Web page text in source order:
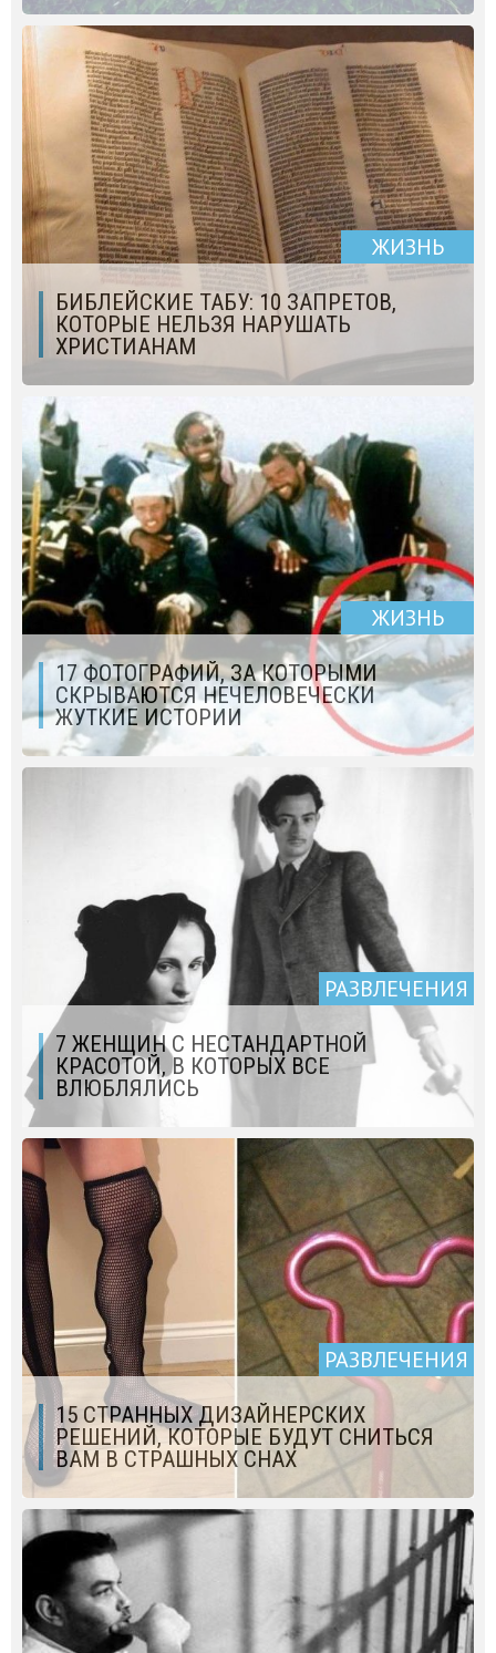
ЖИЗНЬ
БИБЛЕЙСКИЕ ТАБУ: 10 ЗАПРЕТОВ,
КОТОРЫЕ НЕЛЬЗЯ НАРУШАТЬ
ХРИСТИАНАМ
ЖИЗНЬ
17 ФОТОГРАФИЙ, ЗА КОТОРЫМИ
СКРЫВАЮТСЯ НЕЧЕЛОВЕЧЕСКИ
ЖУТКИЕ ИСТОРИИ
РАЗВЛЕЧЕНИЯ
7 ЖЕНЩИН С НЕСТАНДАРТНОЙ
КРАСОТОЙ, В КОТОРЫХ ВСЕ
ВЛЮБЛЯЛИСЬ
РАЗВЛЕЧЕНИЯ
15 СТРАННЫХ ДИЗАЙНЕРСКИХ
РЕШЕНИЙ, КОТОРЫЕ БУДУТ СНИТЬСЯ
ВАМ В СТРАШНЫХ СНАХ